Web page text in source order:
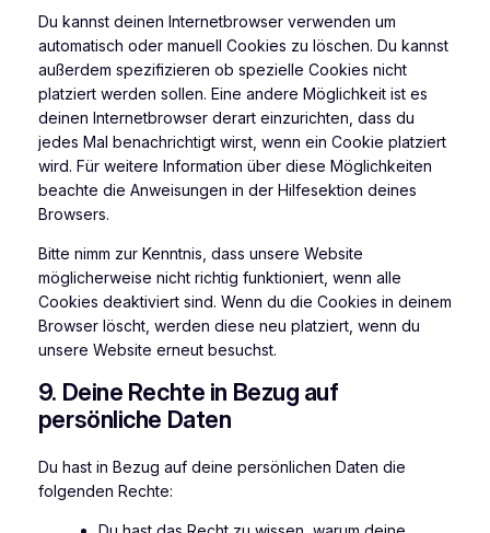
Du kannst deinen Internetbrowser verwenden um
automatisch oder manuell Cookies zu löschen. Du kannst
außerdem spezifizieren ob spezielle Cookies nicht
platziert werden sollen. Eine andere Möglichkeit ist es
deinen Internetbrowser derart einzurichten, dass du
jedes Mal benachrichtigt wirst, wenn ein Cookie platziert
wird. Für weitere Information über diese Möglichkeiten
beachte die Anweisungen in der Hilfesektion deines
Browsers.
Bitte nimm zur Kenntnis, dass unsere Website
möglicherweise nicht richtig funktioniert, wenn alle
Cookies deaktiviert sind. Wenn du die Cookies in deinem
Browser löscht, werden diese neu platziert, wenn du
unsere Website erneut besuchst.
9. Deine Rechte in Bezug auf
persönliche Daten
Du hast in Bezug auf deine persönlichen Daten die
folgenden Rechte: